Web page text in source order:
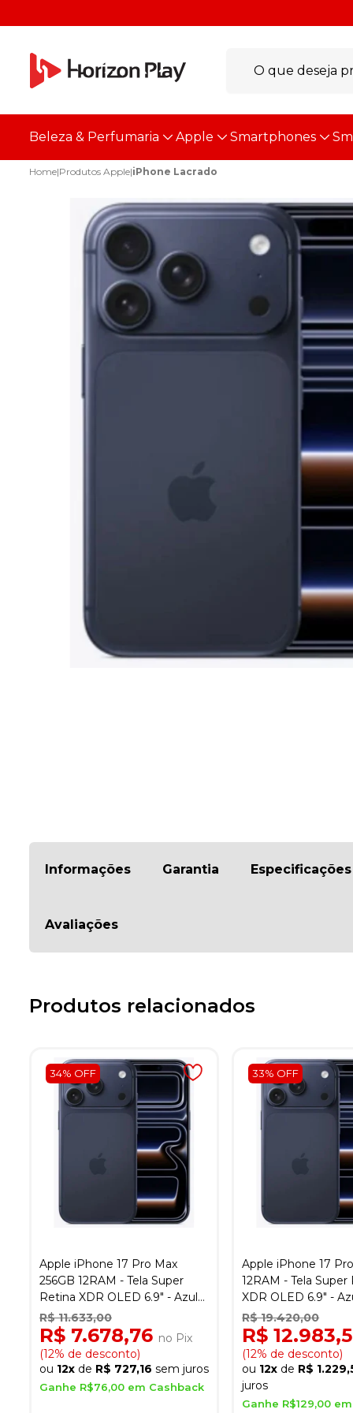
Beleza & Perfumaria Apple Smartphones
Home|Produtos Apple|iPhone Lacrado
Informações Garantia Especificações
Avaliações
Produtos relacionados
34% OFF
Apple iPhone 17 Pro Max
256GB 12RAM - Tela Super
Retina XDR OLED 6.9" - Azul
Intenso
R$ 11.633,00
R$ 7.678,76 no Pix
(12% de desconto)
ou 12x de R$ 727,16 sem juros
Ganhe R$76,00 em Cashback
33% OFF
Apple iPhone 17
12RAM - Tela Super
XDR OLED 6.9" -
R$ 19.420,00
R$
(12% de desconto)
ou 12x de R$
juros
Ganhe R$129,00